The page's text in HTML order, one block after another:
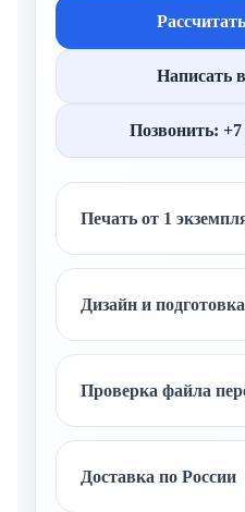
Написать
Позвонить: +7
Печать от 1
Дизайн и
Проверка файла
Доставка по России